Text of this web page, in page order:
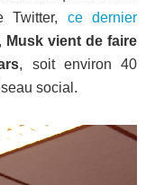
Twitter, ce dernier
Musk vient de faire
, soit environ 40
social.